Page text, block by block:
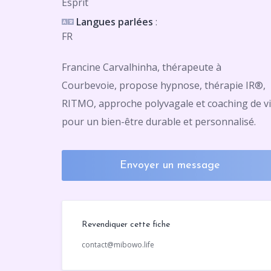
Langues parlées :
FR
Francine Carvalhinha, thérapeute à
Courbevoie, propose hypnose, thérapie IR®,
RITMO, approche polyvagale et coaching de
pour un bien-être durable et personnalisé.
Envoyer un message
Revendiquer cette fiche
contact@mibowo.life